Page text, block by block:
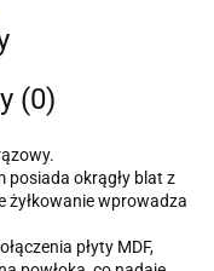
(0)
posiada okrągły blat z
żyłkowanie wprowadza
płyty MDF,